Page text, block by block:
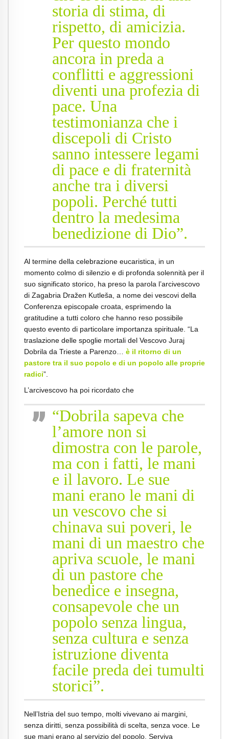
storia di stima, di
rispetto, di amicizia.
Per questo mondo
ancora in preda a
conflitti e aggressioni
diventi una profezia di
pace. Una
testimonianza che i
discepoli di Cristo
sanno intessere legami
di pace e di fraternità
anche tra i diversi
popoli. Perché tutti
dentro la medesima
benedizione di Dio”.
Al termine della celebrazione eucaristica, in un
momento colmo di silenzio e di profonda solennità per il
suo significato storico, ha preso la parola l’arcivescovo
di Zagabria Dražen Kutleša, a nome dei vescovi della
Conferenza episcopale croata, esprimendo la
gratitudine a tutti coloro che hanno reso possibile
questo evento di particolare importanza spirituale. “La
traslazione delle spoglie mortali del Vescovo Juraj
Dobrila da Trieste a Parenzo… è il ritorno di un
pastore tra il suo popolo e di un popolo alle proprie
radici”.
L’arcivescovo ha poi ricordato che
“Dobrila sapeva che
l’amore non si
dimostra con le parole,
ma con i fatti, le mani
e il lavoro. Le sue
mani erano le mani di
un vescovo che si
chinava sui poveri, le
mani di un maestro che
apriva scuole, le mani
di un pastore che
benedice e insegna,
consapevole che un
popolo senza lingua,
senza cultura e senza
istruzione diventa
facile preda dei tumulti
storici”.
Nell’Istria del suo tempo, molti vivevano ai margini,
senza diritti, senza possibilità di scelta, senza voce. Le
sue mani erano al servizio del popolo. Serviva